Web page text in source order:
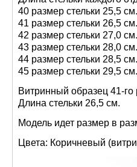
40 размер стельки 25,5 см.
41 размер стельки 26,5 см.
42 размер стельки 27,0 см.
43 размер стельки 28,0 см.
44 размер стельки 28,5 см.
45 размер стельки 29,5 см.
Витринный образец 41-го
Длина стельки 26,5 см.
Модель идет размер в
Цвета: Коричневый